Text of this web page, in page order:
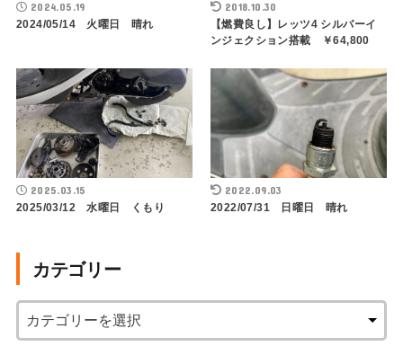
2024.05.19
2024/05/14 火曜日 晴れ
2018.10.30
【燃費良し】レッツ4 シルバーイ
ンジェクション搭載 ￥64,800
2025.03.15
2025/03/12 水曜日 くもり
2022.09.03
2022/07/31 日曜日 晴れ
カテゴリー